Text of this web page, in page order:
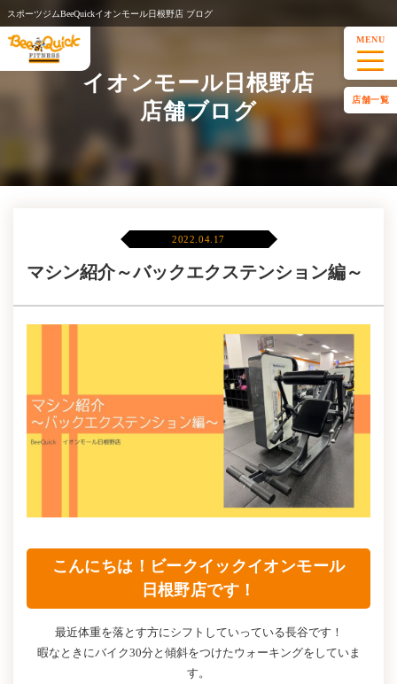
スポーツジムBeeQuickイオンモール日根野店 ブログ
MENU
店舗一覧
イオンモール日根野店
店舗ブログ
2022.04.17
マシン紹介～バックエクステンション編～
こんにちは！ビークイックイオンモール
日根野店です！
最近体重を落とす方にシフトしていっている長谷です！
暇なときにバイク30分と傾斜をつけたウォーキングをしていま
す。